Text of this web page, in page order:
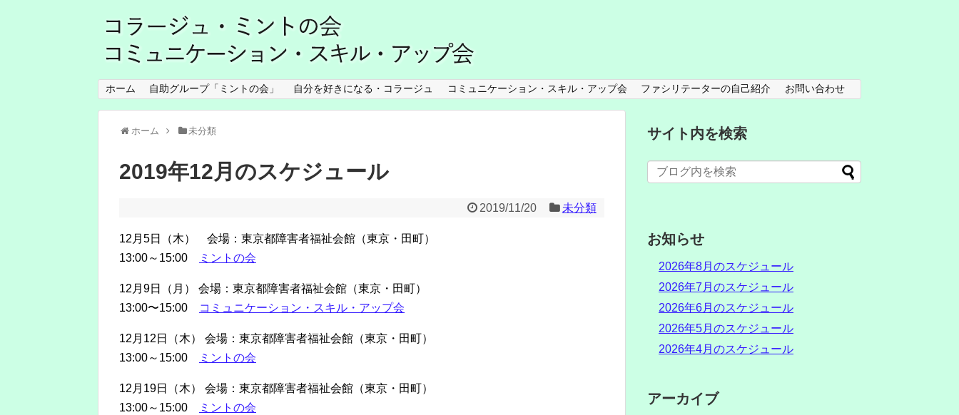
ホーム 自助グループ「ミントの会」 自分を好きになる・コラージュ コミュニケーション・スキル・アップ会 ファシリテーターの自己紹介 お問い合わせ
ホーム 未分類
2019年12月のスケジュール
2019/11/20 未分類
12月5日（木） 会場：東京都障害者福祉会館（東京・田町）
13:00～15:00
ミントの会
12月9日（月） 会場：東京都障害者福祉会館（東京・田町）
13:00〜15:00
コミュニケーション・スキル・アップ会
12月12日（木） 会場：東京都障害者福祉会館（東京・田町）
13:00～15:00
ミントの会
12月19日（木） 会場：東京都障害者福祉会館（東京・田町）
13:00～15:00
ミントの会
サイト内を検索
お知らせ
2026年8月のスケジュール
2026年7月のスケジュール
2026年6月のスケジュール
2026年5月のスケジュール
2026年4月のスケジュール
アーカイブ